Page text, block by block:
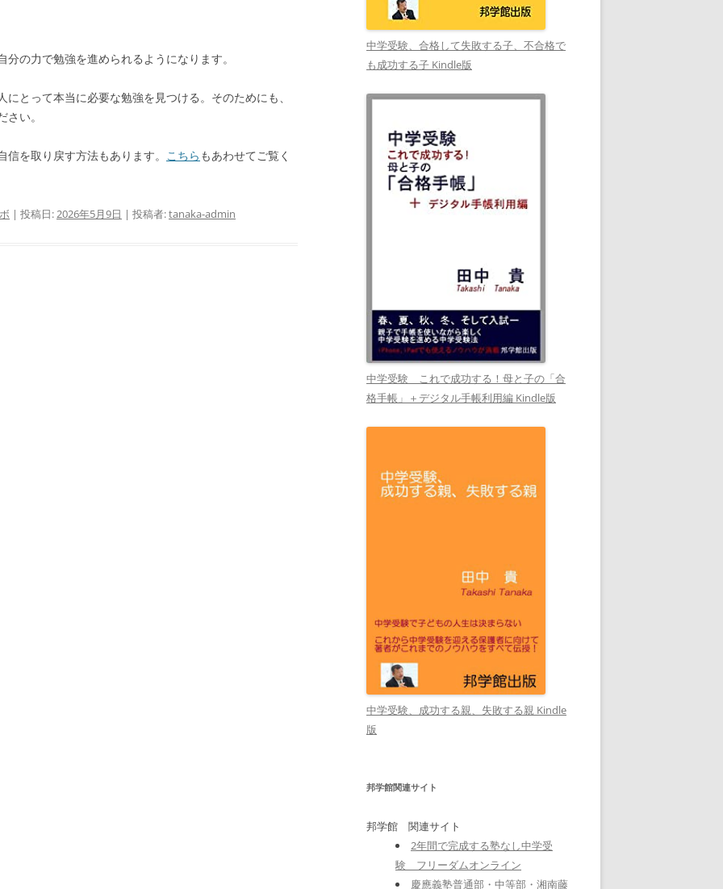
の力で勉強を進められるようになります。
とって本当に必要な勉強を見つける。そのためにも、
い。
を取り戻す方法もあります。 こちら もあわせてご覧く
| 投稿日:2026年5月9日 | 投稿者:tanaka-admin
中学受験、合格して失敗する子、不合格で
も成功する子 Kindle版
中学受験 これで成功する！母と子の「合
格手帳」＋デジタル手帳利用編 Kindle版
中学受験、成功する親、失敗する親 Kindle
版
邦学館関連サイト
邦学館 関連サイト
2年間で完成する塾なし中学受
験 フリーダムオンライン
慶應義塾普通部・中等部・湘南藤